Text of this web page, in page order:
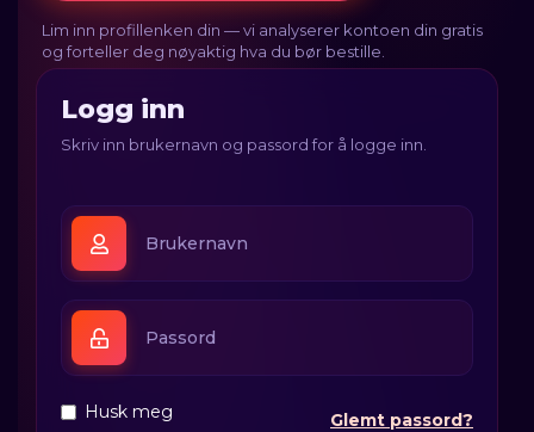
Lim inn profillenken din — vi analyserer kontoen din gratis
og forteller deg nøyaktig hva du bør bestille.
Logg inn
Skriv inn brukernavn og passord for å logge inn.
Husk meg Glemt passord?